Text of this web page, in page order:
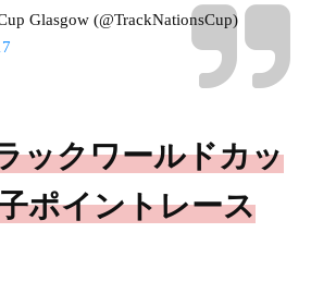
Glasgow (@TrackNationsCup)
ックワールドカッ
ポイントレース